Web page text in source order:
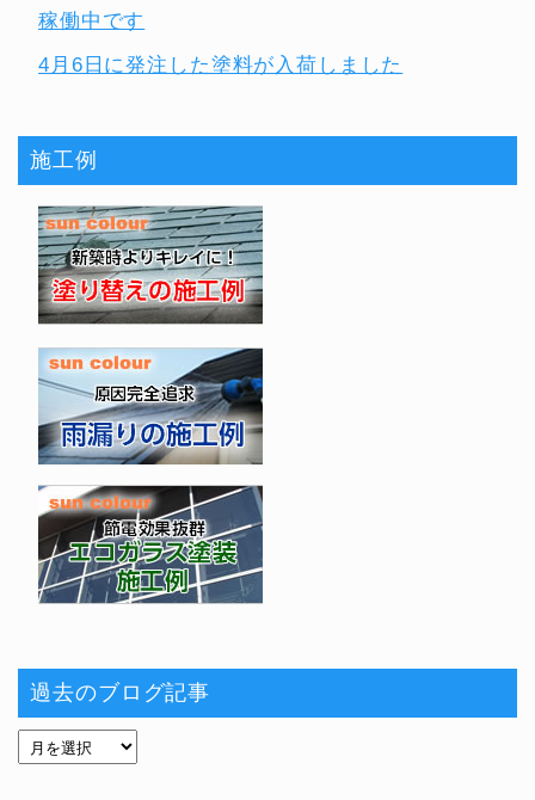
稼働中です
4月6日に発注した塗料が入荷しました
施工例
過去のブログ記事